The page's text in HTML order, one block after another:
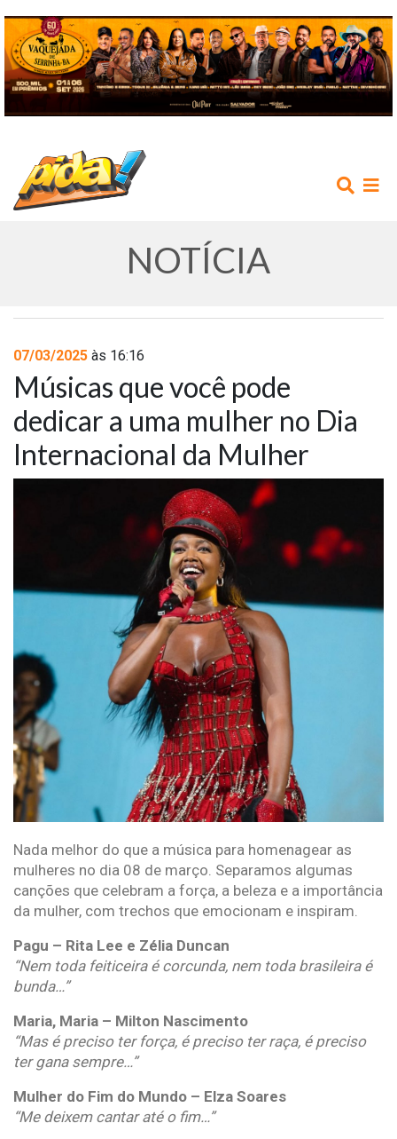
AGENDA
NOTÍCIAS
VÍDEOS
PROMOÇÕES
CONTATO
NOTÍCIA
07/03/2025 às 16:16
Músicas que você pode
dedicar a uma mulher no Dia
Internacional da Mulher
Nada melhor do que a música para homenagear as
mulheres no dia 08 de março. Separamos algumas
canções que celebram a força, a beleza e a importância
da mulher, com trechos que emocionam e inspiram.
Pagu – Rita Lee e Zélia Duncan
“Nem toda feiticeira é corcunda, nem toda brasileira é
bunda…”
Maria, Maria – Milton Nascimento
“Mas é preciso ter força, é preciso ter raça, é preciso
ter gana sempre…”
Mulher do Fim do Mundo – Elza Soares
“Me deixem cantar até o fim…”